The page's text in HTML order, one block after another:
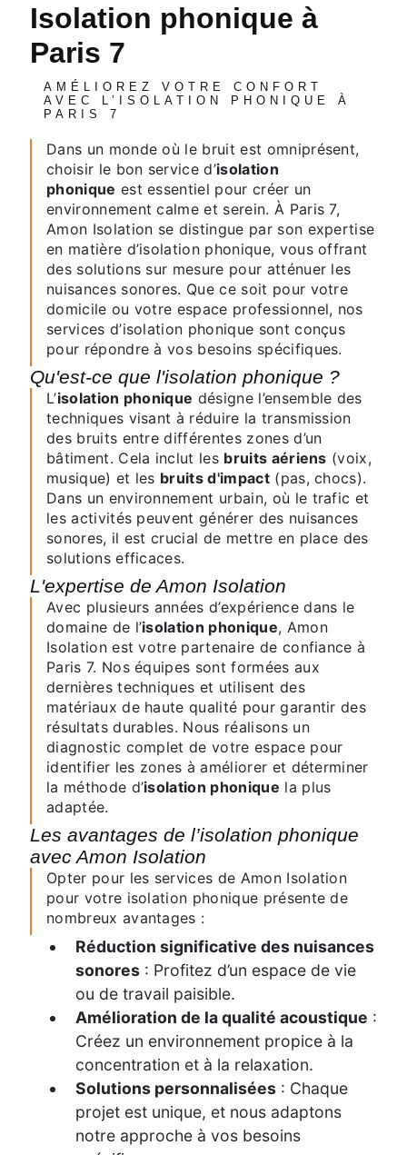
isolation phonique à
Paris 7
AMÉLIOREZ VOTRE CONFORT
AVEC L’ISOLATION PHONIQUE À
PARIS 7
Dans un monde où le bruit est omniprésent,
choisir le bon service d’isolation
phonique est essentiel pour créer un
environnement calme et serein. À Paris 7,
Amon Isolation se distingue par son expertise
en matière d’isolation phonique, vous offrant
des solutions sur mesure pour atténuer les
nuisances sonores. Que ce soit pour votre
domicile ou votre espace professionnel, nos
services d’isolation phonique sont conçus
pour répondre à vos besoins spécifiques.
Qu'est-ce que l'isolation phonique ?
L’isolation phonique désigne l’ensemble des
techniques visant à réduire la transmission
des bruits entre différentes zones d’un
bâtiment. Cela inclut les bruits aériens (voix,
musique) et les bruits d'impact(pas, chocs).
Dans un environnement urbain, où le trafic et
les activités peuvent générer des nuisances
sonores, il est crucial de mettre en place des
solutions efficaces.
L'expertise de Amon Isolation
Avec plusieurs années d’expérience dans le
domaine de l’isolation phonique, Amon
Isolation est votre partenaire de confiance à
Paris 7. Nos équipes sont formées aux
dernières techniques et utilisent des
matériaux de haute qualité pour garantir des
résultats durables. Nous réalisons un
diagnostic complet de votre espace pour
identifier les zones à améliorer et déterminer
la méthode d’isolation phonique la plus
adaptée.
Les avantages de l’isolation phonique
avec Amon Isolation
Opter pour les services de Amon Isolation
pour votre isolation phonique présente de
nombreux avantages :
Réduction significative des nuisances
sonores : Profitez d’un espace de vie
ou de travail paisible.
Amélioration de la qualité acoustique :
Créez un environnement propice à la
concentration et à la relaxation.
Solutions personnalisées : Chaque
projet est unique, et nous adaptons
notre approche à vos besoins